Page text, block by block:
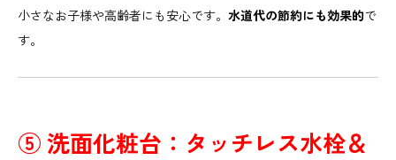
小さなお子様や高齢者にも安心です。 水道代の節約にも効果的で
す。
⑤ 洗面化粧台：タッチレス水栓＆